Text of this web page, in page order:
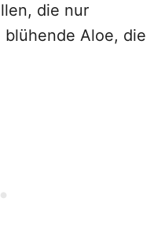
die nur
Aloe, die